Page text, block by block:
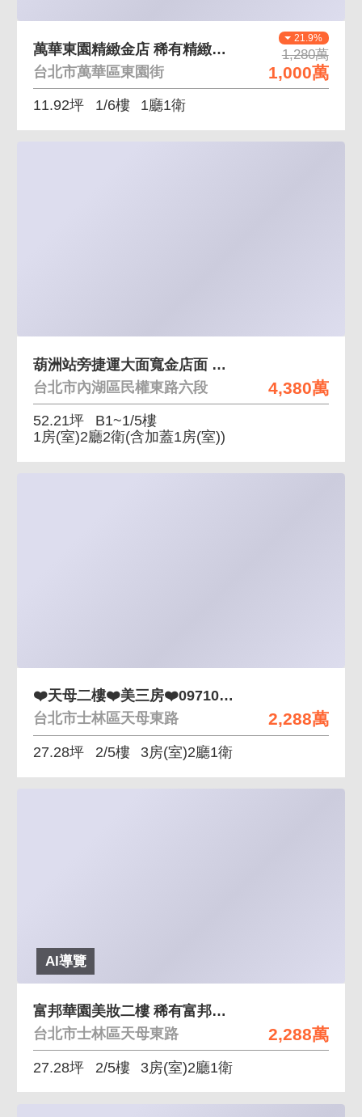
21.9%
1,280萬
1,000萬
萬華東園精緻金店 稀有精緻店面釋出
台北市萬華區東園街
11.92坪 1/6樓 1廳1衛
4,380萬
葫洲站旁捷運大面寬金店面 鄰近捷運站、人潮絡繹不絕
台北市內湖區民權東路六段
52.21坪
B1~1/5樓
1房(室)2廳2衛(含加蓋1房(室))
2,288萬
❤️天母二樓❤️美三房❤️0971002032
台北市士林區天母東路
27.28坪 2/5樓 3房(室)2廳1衛
AI導覽
2,288萬
富邦華園美妝二樓 稀有富邦華園美妝二樓
台北市士林區天母東路
27.28坪 2/5樓 3房(室)2廳1衛